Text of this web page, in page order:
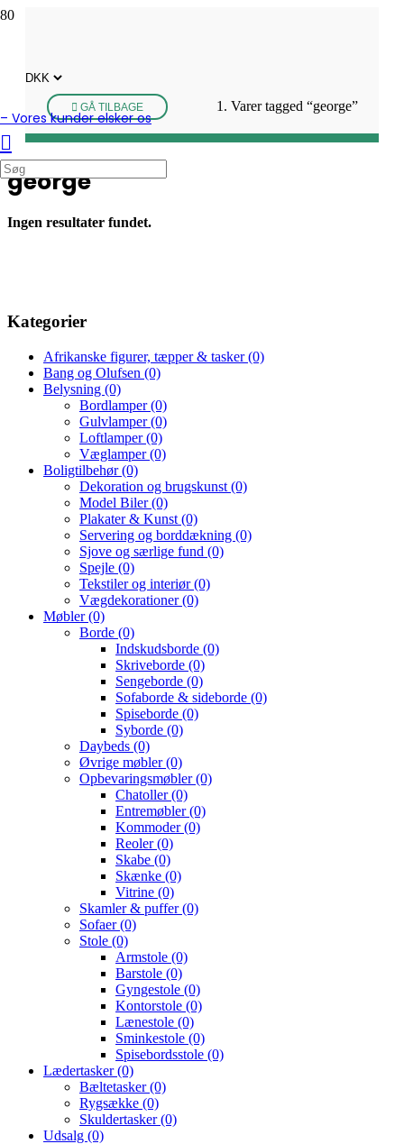
– Vores kunder elsker os
GÅ TILBAGE Varer tagged “george”
george
Ingen resultater fundet.
Kategorier
Afrikanske figurer, tæpper & tasker(0)
Bang og Olufsen (0)
Belysning (0)
Bordlamper(0)
Gulvlamper(0)
Loftlamper(0)
Væglamper(0)
Boligtilbehør(0)
Dekoration og brugskunst (0)
Model Biler(0)
Plakater & Kunst (0)
Servering og borddækning (0)
Sjove og særlige fund (0)
Spejle (0)
Tekstiler og interiør(0)
Vægdekorationer(0)
Møbler(0)
Borde (0)
Indskudsborde (0)
Skriveborde (0)
Sengeborde (0)
Sofaborde & sideborde (0)
Spiseborde (0)
Syborde (0)
Daybeds (0)
Øvrige møbler(0)
Opbevaringsmøbler(0)
Chatoller(0)
Entremøbler(0)
Kommoder(0)
Reoler(0)
Skabe (0)
Skænke (0)
Vitrine (0)
Skamler & puffer(0)
Sofaer(0)
Stole (0)
Armstole (0)
Barstole (0)
Gyngestole (0)
Kontorstole (0)
Lænestole (0)
Sminkestole (0)
Spisebordsstole (0)
Lædertasker(0)
Bæltetasker(0)
Rygsække (0)
Skuldertasker(0)
Udsalg (0)